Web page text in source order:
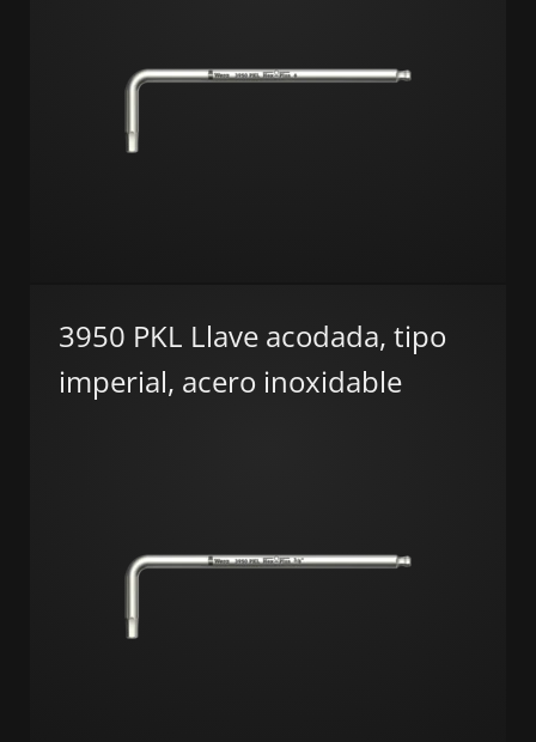
3950 PKL Llave acodada, tipo
imperial, acero inoxidable